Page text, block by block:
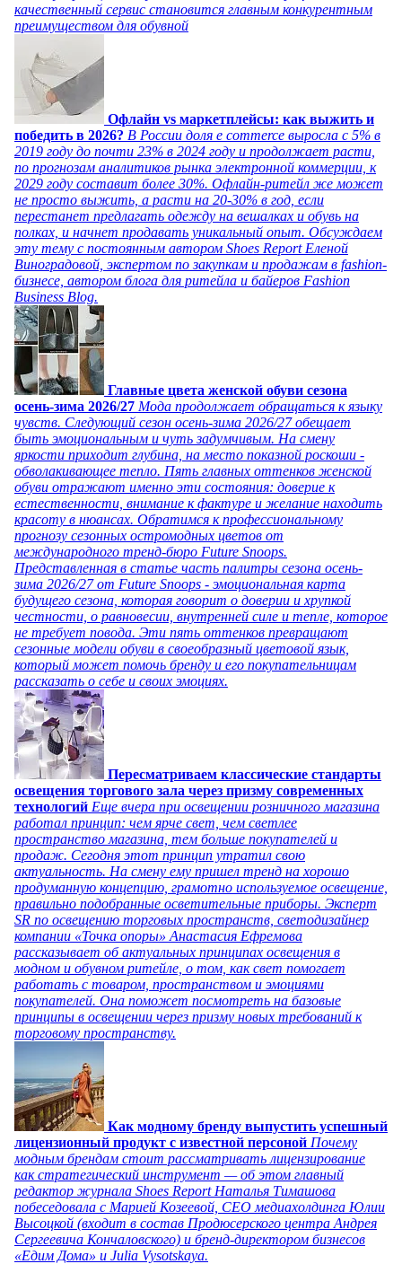
качественный сервис становится главным конкурентным
преимуществом для обувной
Офлайн vs маркетплейсы: как выжить и
победить в 2026? В России доля e commerce выросла с 5% в
2019 году до почти 23% в 2024 году и продолжает расти,
по прогнозам аналитиков рынка электронной коммерции, к
2029 году составит более 30%. Офлайн-ритейл же может
не просто выжить, а расти на 20-30% в год, если
перестанет предлагать одежду на вешалках и обувь на
полках, и начнет продавать уникальный опыт. Обсуждаем
эту тему с постоянным автором Shoes Report Еленой
Виноградовой, экспертом по закупкам и продажам в fashion-
бизнесе, автором блога для ритейла и байеров Fashion
Business Blog.
Главные цвета женской обуви сезона
осень-зима 2026/27 Мода продолжает обращаться к языку
чувств. Следующий сезон осень-зима 2026/27 обещает
быть эмоциональным и чуть задумчивым. На смену
яркости приходит глубина, на место показной роскоши -
обволакивающее тепло. Пять главных оттенков женской
обуви отражают именно эти состояния: доверие к
естественности, внимание к фактуре и желание находить
красоту в нюансах. Обратимся к профессиональному
прогнозу сезонных остромодных цветов от
международного тренд-бюро Future Snoops.
Представленная в статье часть палитры сезона осень-
зима 2026/27 от Future Snoops - эмоциональная карта
будущего сезона, которая говорит о доверии и хрупкой
честности, о равновесии, внутренней силе и тепле, которое
не требует повода. Эти пять оттенков превращают
сезонные модели обуви в своеобразный цветовой язык,
который может помочь бренду и его покупательницам
рассказать о себе и своих эмоциях.
Пересматриваем классические стандарты
освещения торгового зала через призму современных
технологий Еще вчера при освещении розничного магазина
работал принцип: чем ярче свет, чем светлее
пространство магазина, тем больше покупателей и
продаж. Сегодня этот принцип утратил свою
актуальность. На смену ему пришел тренд на хорошо
продуманную концепцию, грамотно используемое освещение,
правильно подобранные осветительные приборы. Эксперт
SR по освещению торговых пространств, светодизайнер
компании «Точка опоры» Анастасия Ефремова
рассказывает об актуальных принципах освещения в
модном и обувном ритейле, о том, как свет помогает
работать с товаром, пространством и эмоциями
покупателей. Она поможет посмотреть на базовые
принципы в освещении через призму новых требований к
торговому пространству.
Как модному бренду выпустить успешный
лицензионный продукт с известной персоной Почему
модным брендам стоит рассматривать лицензирование
как стратегический инструмент — об этом главный
редактор журнала Shoes Report Наталья Тимашова
побеседовала с Марией Козеевой, СЕО медиахолдинга Юлии
Высоцкой (входит в состав Продюсерского центра Андрея
Сергеевича Кончаловского) и бренд-директором бизнесов
«Едим Дома» и Julia Vysotskaya.